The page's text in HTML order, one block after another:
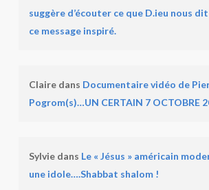
suggère d’écouter ce que D.ieu nous
ce message inspiré.
Clairedans Documentaire vidéo de
Pogrom(s)…UN CERTAIN 7 OCTOBRE
Sylviedans Le « Jésus » américain
une idole….Shabbat shalom !